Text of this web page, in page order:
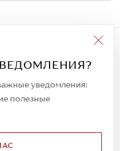
уведомления:
полезные
акций и